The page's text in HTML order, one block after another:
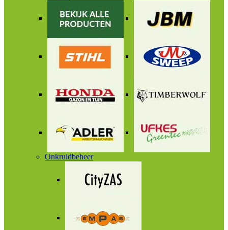
Onkruidbeheer